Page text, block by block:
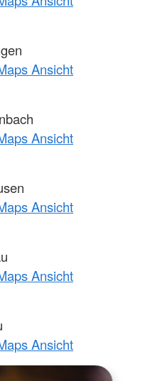
Ansicht
Ansicht
Ansicht
Ansicht
Ansicht